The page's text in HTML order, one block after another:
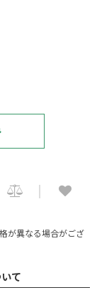
が異なる場合がござ
て